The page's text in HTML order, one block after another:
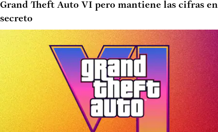
Grand Theft Auto VI pero mantiene las cifras en
secreto